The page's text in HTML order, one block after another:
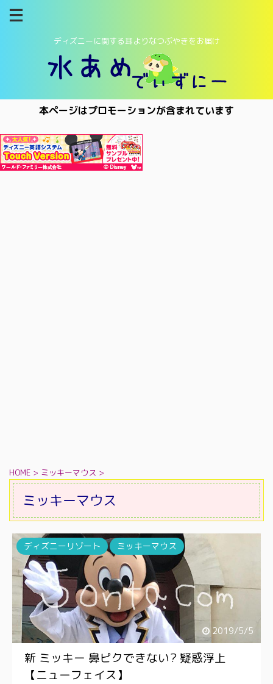
ディズニーに関する耳よりなつぶやきをお届け
本ページはプロモーションが含まれています
HOME > ミッキーマウス >
ミッキーマウス
2019/5/5
ディズニーリゾート ミッキーマウス
新 ミッキー 鼻ピクできない? 疑惑浮上
【ニューフェイス】